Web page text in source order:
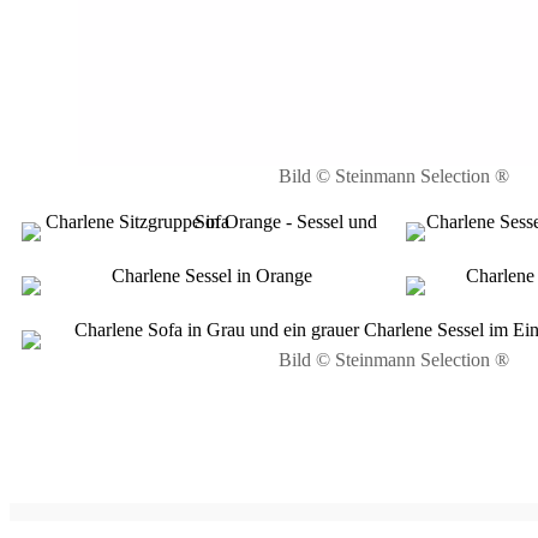
Bild © Steinmann Selection ®
Bild © Steinmann Selection ®